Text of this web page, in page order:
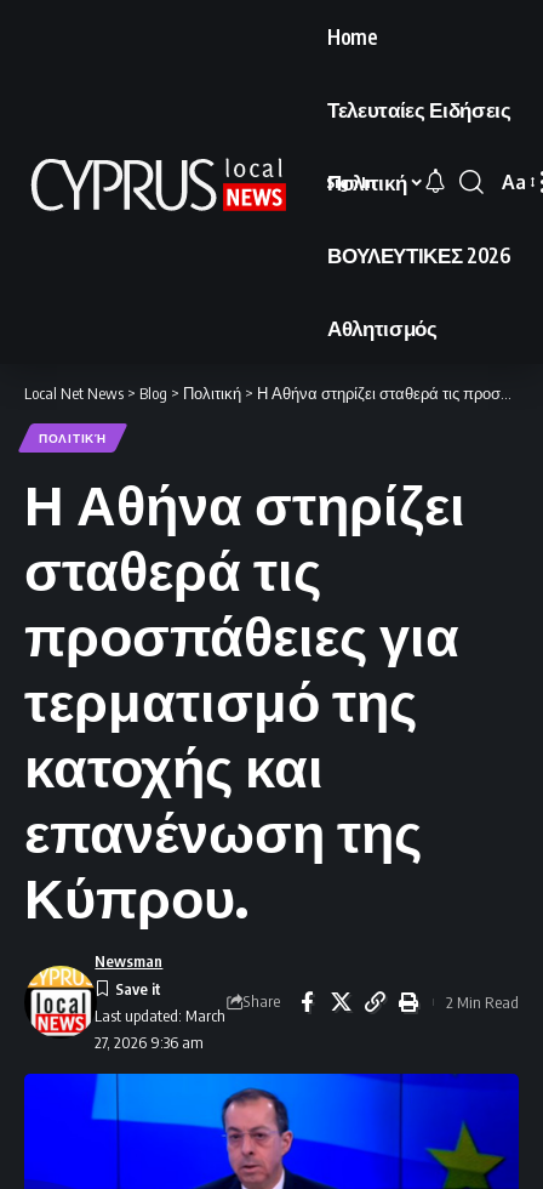
Home
Τελευταίες Ειδήσεις
Πολιτική
ΒΟΥΛΕΥΤΙΚΕΣ 2026
Αθλητισμός
Sign In
Font
Aa
Local Net News > Blog > Πολιτική > Η Αθήνα στηρίζει σταθερά τις προσπάθειες για τερματισμό της κατοχής και επανένωση της Κύπρου.
ΠΟΛΙΤΙΚΉ
Η Αθήνα στηρίζει
σταθερά τις
προσπάθειες για
τερματισμό της
κατοχής και
επανένωση της
Κύπρου.
Last updated: March
27, 2026 9:36 am
Newsman
Share 2 Min Read